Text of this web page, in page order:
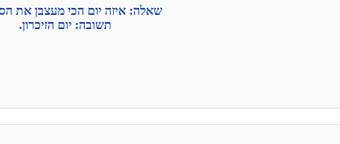
שאלה: איזה יום הכי מעצבן את
תשובה: יום הזיכרון.